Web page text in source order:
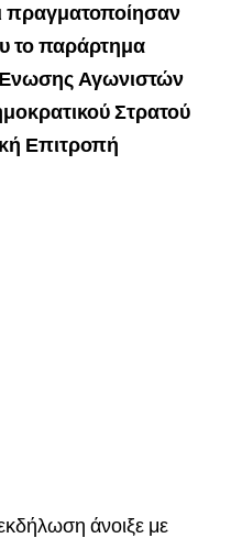
πραγματοποίησαν
το παράρτημα
Αγωνιστών
Στρατού
Επιτροπή
άνοιξε με